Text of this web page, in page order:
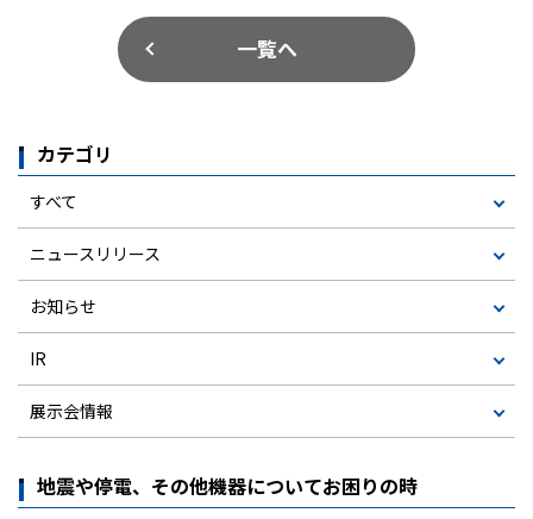
一覧へ
カテゴリ
すべて
ニュースリリース
お知らせ
IR
展示会情報
地震や停電、その他機器についてお困りの時